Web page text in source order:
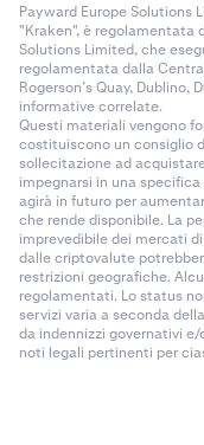
Payward Europe Solutions
"Kraken", è regolamentata
Solutions Limited, che
regolamentata dalla
Rogerson’s Quay, Dublino,
informative correlate.
Questi materiali vengono
costituiscono un consiglio
sollecitazione ad
impegnarsi in una
agirà in futuro per
che rende disponibile. La
imprevedibile dei mercati
dalle criptovalute
restrizioni geografiche.
regolamentati. Lo status
servizi varia a seconda
da indennizzi governativi
noti legali pertinenti per